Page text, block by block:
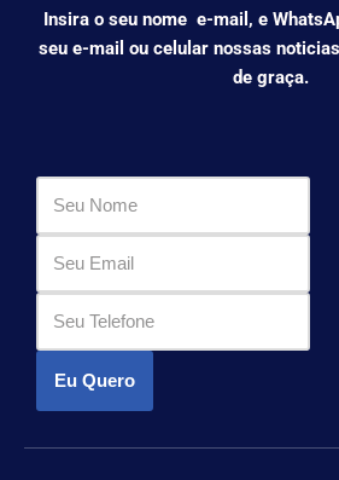
Insira o seu nome e-mail, e
seu e-mail ou celular nossas
de graça.
Eu Quero